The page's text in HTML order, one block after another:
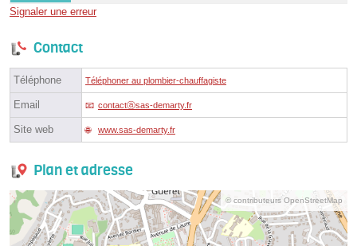
Signaler une erreur
Contact
Téléphone Téléphoner au plombier-chauffagiste
Email contactⓐsas-demarty.fr
Site web www.sas-demarty.fr
Plan et adresse
© contributeurs OpenStreetMap